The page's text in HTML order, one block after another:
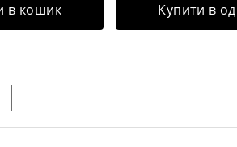
в кошик Купити в